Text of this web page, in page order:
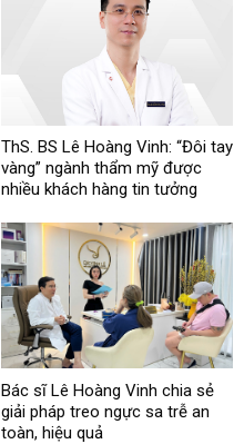
ThS. BS Lê Hoàng Vinh: “Đôi tay
vàng” ngành thẩm mỹ được
nhiều khách hàng tin tưởng
Bác sĩ Lê Hoàng Vinh chia sẻ
giải pháp treo ngực sa trễ an
toàn, hiệu quả